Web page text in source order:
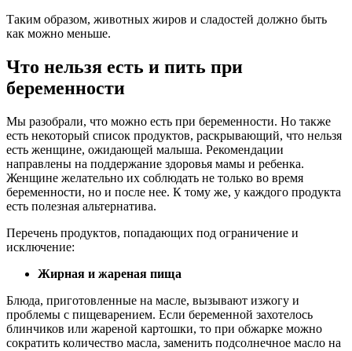
Таким образом, животных жиров и сладостей должно быть
как можно меньше.
Что нельзя есть и пить при
беременности
Мы разобрали, что можно есть при беременности. Но также
есть некоторый список продуктов, раскрывающий, что нельзя
есть женщине, ожидающей малыша. Рекомендации
направлены на поддержание здоровья мамы и ребенка.
Женщине желательно их соблюдать не только во время
беременности, но и после нее. К тому же, у каждого продукта
есть полезная альтернатива.
Перечень продуктов, попадающих под ограничение и
исключение:
Жирная и жареная пища
Блюда, приготовленные на масле, вызывают изжогу и
проблемы с пищеварением. Если беременной захотелось
блинчиков или жареной картошки, то при обжарке можно
сократить количество масла, заменить подсолнечное масло на